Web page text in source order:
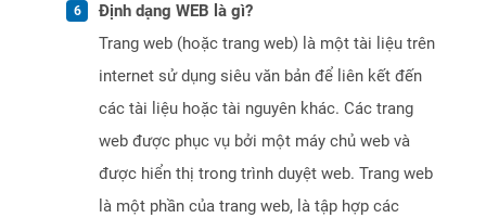
Định dạng WEB là gì?
Trang web (hoặc trang web) là một tài liệu trên
internet sử dụng siêu văn bản để liên kết đến
các tài liệu hoặc tài nguyên khác. Các trang
web được phục vụ bởi một máy chủ web và
được hiển thị trong trình duyệt web. Trang web
là một phần của trang web, là tập hợp các